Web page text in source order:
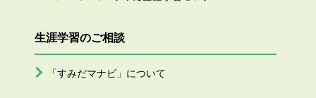
生涯学習のご相談
「すみだマナビ」について